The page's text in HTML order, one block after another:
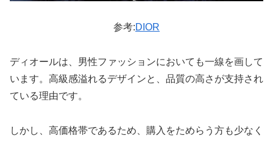
参考:DIOR
ディオールは、男性ファッションにおいても一線を画して
います。高級感溢れるデザインと、品質の高さが支持され
ている理由です。
しかし、高価格帯であるため、購入をためらう方も少なく